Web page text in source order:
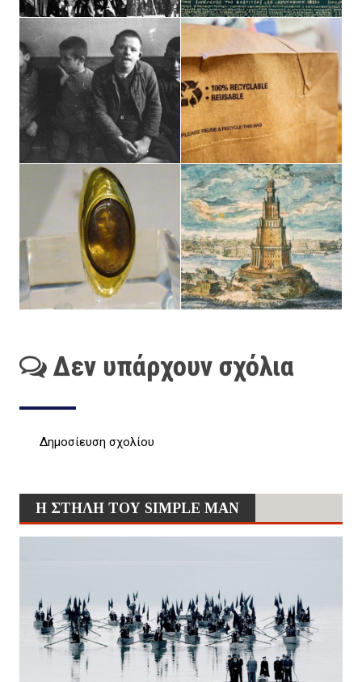
Δεν υπάρχουν σχόλια
Δημοσίευση σχολίου
Η ΣΤΗΛΗ ΤΟΥ SIMPLE MAN